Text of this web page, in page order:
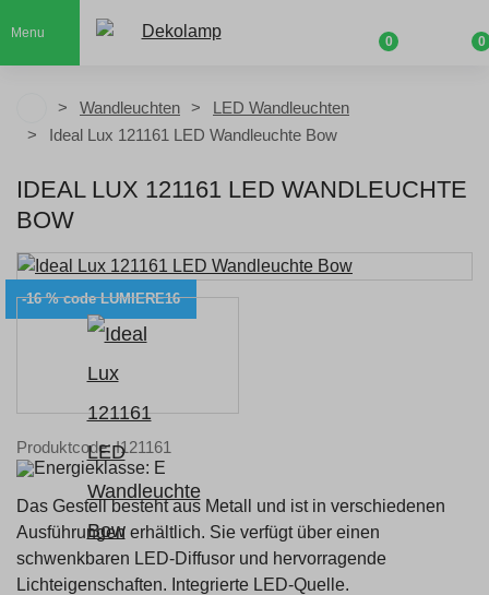
Menu
0 0
Wandleuchten
LED Wandleuchten
Ideal Lux 121161 LED Wandleuchte Bow
IDEAL LUX 121161 LED WANDLEUCHTE
BOW
-16 % code LUMIERE16
Produktcode: I121161
Das Gestell besteht aus Metall und ist in verschiedenen
Ausführungen erhältlich. Sie verfügt über einen
schwenkbaren LED-Diffusor und hervorragende
Lichteigenschaften. Integrierte LED-Quelle.